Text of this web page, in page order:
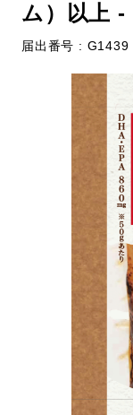
ム）以上 -
届出番号 : G1439